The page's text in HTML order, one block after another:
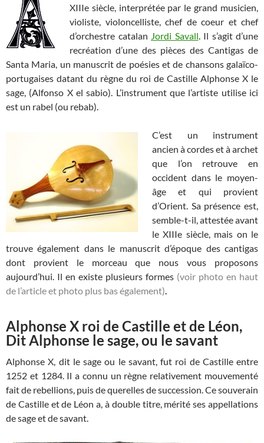
XIIIe siècle, interprétée par le grand musicien,
violiste, violoncelliste, chef de coeur et chef
d’orchestre catalan Jordi Savall. Il s’agit d’une
recréation d’une des pièces des Cantigas de
Santa Maria, un manuscrit de poésies et de chansons galaïco-
portugaises datant du règne du roi de Castille Alphonse X le
sage, (Alfonso X el sabio). L’instrument que l’artiste utilise ici
est un rabel (ou rebab).
C’est un instrument
ancien à cordes et à archet
que l’on retrouve en
occident dans le moyen-
âge et qui provient
d’Orient. Sa présence est,
semble-t-il, attestée avant
le XIIIe siècle, mais on le
trouve également dans le manuscrit d’époque des cantigas
dont provient le morceau que nous vous proposons
aujourd’hui. Il en existe plusieurs formes (voir photo en haut
de l’article et photo plus bas également).
Alphonse X roi de Castille et de Léon,
Dit Alphonse le sage, ou le savant
Alphonse X, dit le sage ou le savant, fut roi de Castille entre
1252 et 1284. Il a connu un règne relativement mouvementé
fait de rebellions, puis de querelles de succession. Ce souverain
de Castille et de Léon a, à double titre, mérité ses appellations
de sage et de savant.